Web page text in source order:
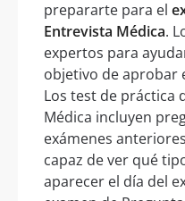
prepararte para el
Entrevista Médica.
expertos para
objetivo de aprobar
Los test de práctica
Médica incluyen
exámenes
capaz de ver qué
aparecer el día del